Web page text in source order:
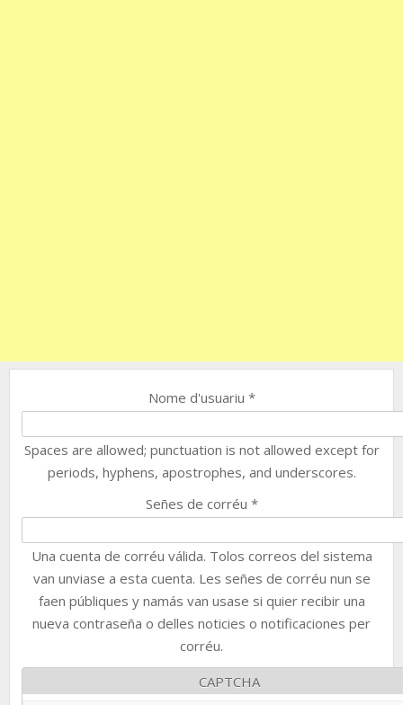
Nome d'usuariu *
Spaces are allowed; punctuation is not allowed except for
periods, hyphens, apostrophes, and underscores.
Señes de corréu *
Una cuenta de corréu válida. Tolos correos del sistema
van unviase a esta cuenta. Les señes de corréu nun se
faen públiques y namás van usase si quier recibir una
nueva contraseña o delles noticies o notificaciones per
corréu.
CAPTCHA